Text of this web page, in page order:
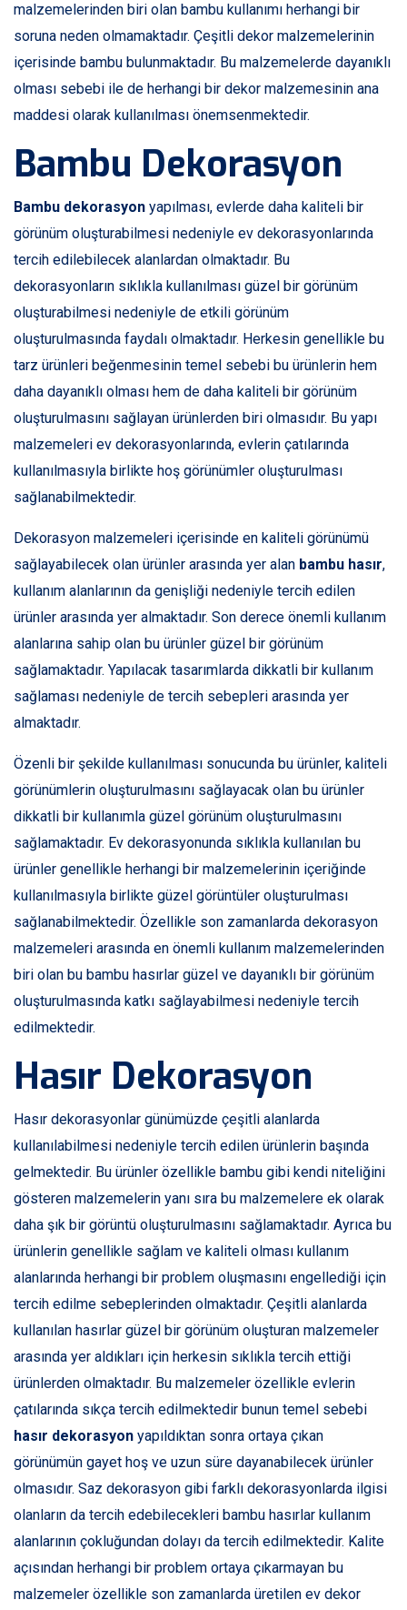
malzemelerinden biri olan bambu kullanımı herhangi bir
soruna neden olmamaktadır. Çeşitli dekor malzemelerinin
içerisinde bambu bulunmaktadır. Bu malzemelerde dayanıklı
olması sebebi ile de herhangi bir dekor malzemesinin ana
maddesi olarak kullanılması önemsenmektedir.
Bambu Dekorasyon
Bambu dekorasyon yapılması, evlerde daha kaliteli bir
görünüm oluşturabilmesi nedeniyle ev dekorasyonlarında
tercih edilebilecek alanlardan olmaktadır. Bu
dekorasyonların sıklıkla kullanılması güzel bir görünüm
oluşturabilmesi nedeniyle de etkili görünüm
oluşturulmasında faydalı olmaktadır. Herkesin genellikle bu
tarz ürünleri beğenmesinin temel sebebi bu ürünlerin hem
daha dayanıklı olması hem de daha kaliteli bir görünüm
oluşturulmasını sağlayan ürünlerden biri olmasıdır. Bu yapı
malzemeleri ev dekorasyonlarında, evlerin çatılarında
kullanılmasıyla birlikte hoş görünümler oluşturulması
sağlanabilmektedir.
Dekorasyon malzemeleri içerisinde en kaliteli görünümü
sağlayabilecek olan ürünler arasında yer alan bambu hasır,
kullanım alanlarının da genişliği nedeniyle tercih edilen
ürünler arasında yer almaktadır. Son derece önemli kullanım
alanlarına sahip olan bu ürünler güzel bir görünüm
sağlamaktadır. Yapılacak tasarımlarda dikkatli bir kullanım
sağlaması nedeniyle de tercih sebepleri arasında yer
almaktadır.
Özenli bir şekilde kullanılması sonucunda bu ürünler, kaliteli
görünümlerin oluşturulmasını sağlayacak olan bu ürünler
dikkatli bir kullanımla güzel görünüm oluşturulmasını
sağlamaktadır. Ev dekorasyonunda sıklıkla kullanılan bu
ürünler genellikle herhangi bir malzemelerinin içeriğinde
kullanılmasıyla birlikte güzel görüntüler oluşturulması
sağlanabilmektedir. Özellikle son zamanlarda dekorasyon
malzemeleri arasında en önemli kullanım malzemelerinden
biri olan bu bambu hasırlar güzel ve dayanıklı bir görünüm
oluşturulmasında katkı sağlayabilmesi nedeniyle tercih
edilmektedir.
Hasır Dekorasyon
Hasır dekorasyonlar günümüzde çeşitli alanlarda
kullanılabilmesi nedeniyle tercih edilen ürünlerin başında
gelmektedir. Bu ürünler özellikle bambu gibi kendi niteliğini
gösteren malzemelerin yanı sıra bu malzemelere ek olarak
daha şık bir görüntü oluşturulmasını sağlamaktadır. Ayrıca bu
ürünlerin genellikle sağlam ve kaliteli olması kullanım
alanlarında herhangi bir problem oluşmasını engellediği için
tercih edilme sebeplerinden olmaktadır. Çeşitli alanlarda
kullanılan hasırlar güzel bir görünüm oluşturan malzemeler
arasında yer aldıkları için herkesin sıklıkla tercih ettiği
ürünlerden olmaktadır. Bu malzemeler özellikle evlerin
çatılarında sıkça tercih edilmektedir bunun temel sebebi
hasır dekorasyon yapıldıktan sonra ortaya çıkan
görünümün gayet hoş ve uzun süre dayanabilecek ürünler
olmasıdır. Saz dekorasyon gibi farklı dekorasyonlarda ilgisi
olanların da tercih edebilecekleri bambu hasırlar kullanım
alanlarının çokluğundan dolayı da tercih edilmektedir. Kalite
açısından herhangi bir problem ortaya çıkarmayan bu
malzemeler özellikle son zamanlarda üretilen ev dekor